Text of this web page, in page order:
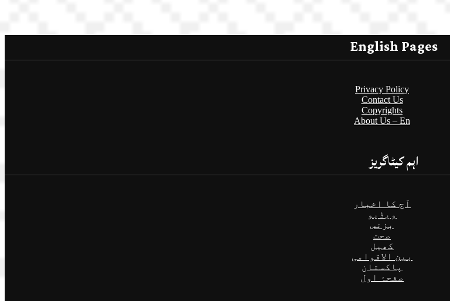
English Pages
Privacy Policy
Contact Us
Copyrights
About Us – En
اہم کیٹاگریز
آج کا اخبار
ویڈیو
بزنس
صحت
کھیل
بین الاقوامی
پاکستان
صفحۂ اول